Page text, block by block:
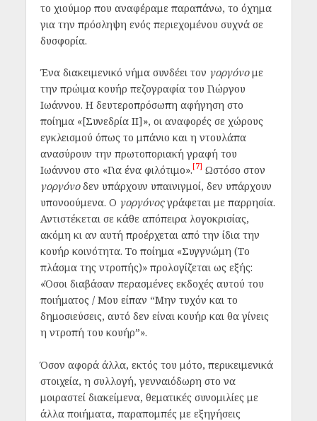
το χιούμορ που αναφέραμε παραπάνω, το όχημα
για την πρόσληψη ενός περιεχομένου συχνά σε
δυσφορία.
Ένα διακειμενικό νήμα συνδέει τον γοργόνομε
την πρώιμα κουήρ πεζογραφία του Γιώργου
Ιωάννου. Η δευτεροπρόσωπη αφήγηση στο
ποίημα «[Συνεδρία ΙΙ]», οι αναφορές σε χώρους
εγκλεισμού όπως το μπάνιο και η ντουλάπα
ανασύρουν την πρωτοποριακή γραφή του
Ιωάννου στο «Για ένα φιλότιμο».[7] Ωστόσο στον
γοργόνοδεν υπάρχουν υπαινιγμοί, δεν υπάρχουν
υπονοούμενα. Ο γοργόνοςγράφεται με παρρησία.
Αντιστέκεται σε κάθε απόπειρα λογοκρισίας,
ακόμη κι αν αυτή προέρχεται από την ίδια την
κουήρ κοινότητα. Το ποίημα «Συγγνώμη (Το
πλάσμα της ντροπής)» προλογίζεται ως εξής:
«Όσοι διαβάσαν περασμένες εκδοχές αυτού του
ποιήματος / Μου είπαν “Μην τυχόν και το
δημοσιεύσεις, αυτό δεν είναι κουήρ και θα γίνεις
η ντροπή του κουήρ”».
Όσον αφορά άλλα, εκτός του μότο, περικειμενικά
στοιχεία, η συλλογή, γενναιόδωρη στο να
μοιραστεί διακείμενα, θεματικές συνομιλίες με
άλλα ποιήματα, παραπομπές με εξηγήσεις